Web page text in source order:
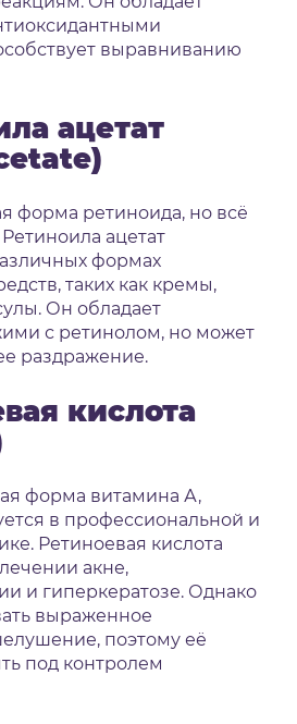
выравниванию
ацетат
форма ретиноида, но всё
Ретиноила ацетат
формах
таких как кремы,
Он обладает
с ретинолом, но может
раздражение.
кислота
форма витамина А,
в профессиональной и
Ретиноевая кислота
акне,
и гиперкератозе. Однако
выраженное
поэтому её
под контролем